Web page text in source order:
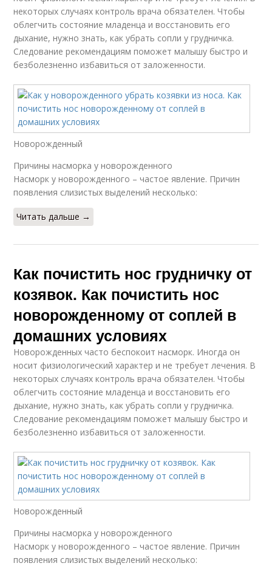
некоторых случаях контроль врача обязателен. Чтобы
облегчить состояние младенца и восстановить его
дыхание, нужно знать, как убрать сопли у грудничка.
Следование рекомендациям поможет малышу быстро и
безболезненно избавиться от заложенности.
Новорожденный
Причины насморка у новорожденного
Насморк у новорожденного – частое явление. Причин
появления слизистых выделений несколько:
Читать дальше →
Как почистить нос грудничку от
козявок. Как почистить нос
новорожденному от соплей в
домашних условиях
Новорожденных часто беспокоит насморк. Иногда он
носит физиологический характер и не требует лечения. В
некоторых случаях контроль врача обязателен. Чтобы
облегчить состояние младенца и восстановить его
дыхание, нужно знать, как убрать сопли у грудничка.
Следование рекомендациям поможет малышу быстро и
безболезненно избавиться от заложенности.
Новорожденный
Причины насморка у новорожденного
Насморк у новорожденного – частое явление. Причин
появления слизистых выделений несколько: